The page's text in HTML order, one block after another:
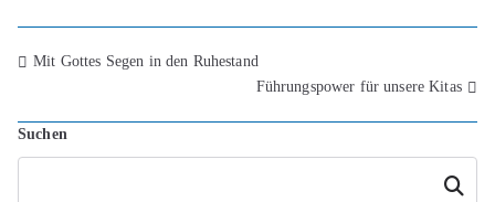
Mit Gottes Segen in den Ruhestand
Führungspower für unsere Kitas
Suchen
Suchen